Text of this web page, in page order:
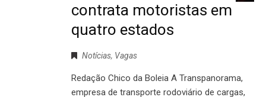
contrata motoristas em
quatro estados
Notícias, Vagas
Redação Chico da Boleia A Transpanorama,
empresa de transporte rodoviário de cargas,